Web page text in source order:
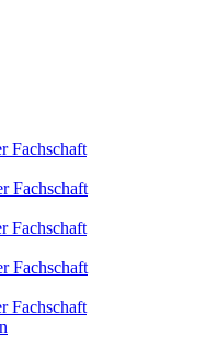
Fachschaft
Fachschaft
Fachschaft
Fachschaft
Fachschaft